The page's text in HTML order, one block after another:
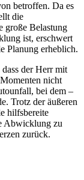
betroffen. Da es
die
große Belastung
ist, erschwert
Planung erheblich.
der Herr mit
nicht
bei dem –
Trotz der äußeren
hilfsbereite
Abwicklung zu
zurück.